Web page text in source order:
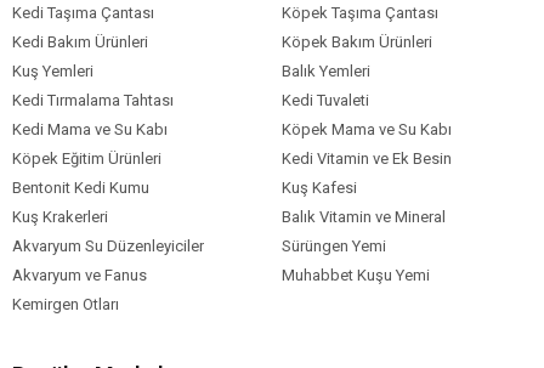
Protein %31
Yağ %17
Ham Kül %10
Ham Lif %5
Kalsiyum %2,3
Fosfor %1,3
Omega 6 %2,5
Omega 3 %0,8
DHA ve EPA %0,3-%0,3
Glukozamin 600mg/kg
Kondrotin Sülfat 800mg/kg
Vitamin A 15.000 IU
Kedi Taşıma Çantası
Köpek Taşıma Çantası
Kedi Bakım Ürünleri
Köpek Bakım Ürünleri
Kuş Yemleri
Balık Yemleri
Kedi Tırmalama Tahtası
Kedi Tuvaleti
Kedi Mama ve Su Kabı
Köpek Mama ve Su Kabı
Köpek Eğitim Ürünleri
Kedi Vitamin ve Ek Besin
Bentonit Kedi Kumu
Kuş Kafesi
Kuş Krakerleri
Balık Vitamin ve Mineral
Akvaryum Su Düzenleyiciler
Sürüngen Yemi
Akvaryum ve Fanus
Muhabbet Kuşu Yemi
Kemirgen Otları